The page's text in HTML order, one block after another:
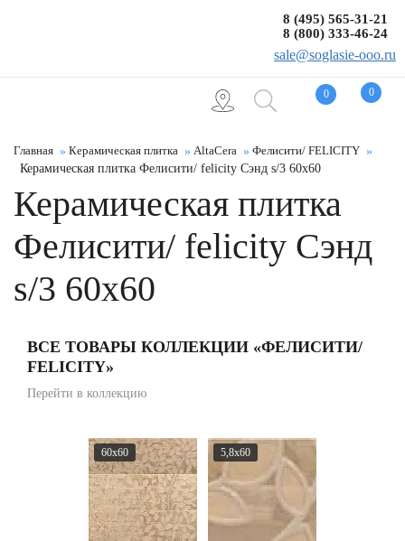
0 0
8 (495) 565-31-21
8 (800) 333-46-24
sale@soglasie-ooo.ru
Главная Керамическая плитка AltaCera
Фелисити/ FELICITY
Керамическая плитка Фелисити/ felicity Сэнд s/3 60x60
Керамическая плитка
Фелисити/ felicity Сэнд
s/3 60x60
ВСЕ ТОВАРЫ КОЛЛЕКЦИИ «ФЕЛИСИТИ/
FELICITY»
Перейти в коллекцию
60x60 5,8x60